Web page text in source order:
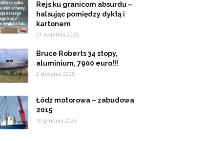
Rejs ku granicom absurdu –
halsując pomiędzy dyktą i
kartonem
21 kwietnia 2025
Bruce Roberts 34 stopy,
aluminium, 7900 euro!!!
2 stycznia 2025
Łódź motorowa – zabudowa
2015
10 grudnia 2024